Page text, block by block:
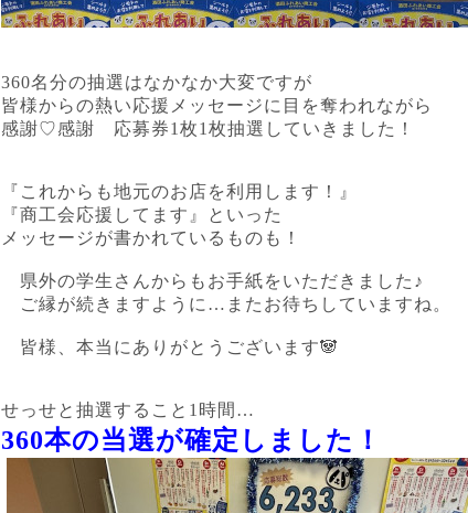
360名分の抽選はなかなか大変ですが
皆様からの熱い応援メッセージに目を奪われながら
感謝♡感謝 応募券1枚1枚抽選していきました！
『これからも地元のお店を利用します！』
『商工会応援してます』といった
メッセージが書かれているものも！
県外の学生さんからもお手紙をいただきました♪
ご縁が続きますように…またお待ちしていますね。
皆様、本当にありがとうございます🐼
せっせと抽選すること1時間…
360本の当選が確定しました！